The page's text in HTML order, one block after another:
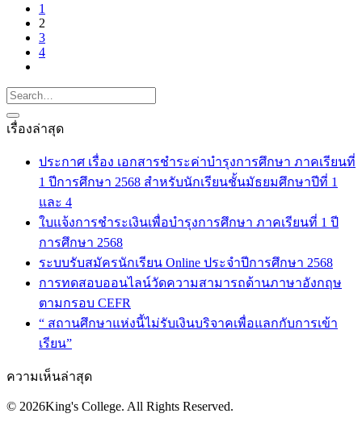
1
2
3
4
เรื่องล่าสุด
ประกาศ เรื่อง เอกสารชำระค่าบำรุงการศึกษา ภาคเรียนที่
1 ปีการศึกษา 2568 สำหรับนักเรียนชั้นมัธยมศึกษาปีที่ 1
และ 4
ใบแจ้งการชำระเงินเพื่อบำรุงการศึกษา ภาคเรียนที่ 1 ปี
การศึกษา 2568
ระบบรับสมัครนักเรียน Online ประจำปีการศึกษา 2568
การทดสอบออนไลน์วัดความสามารถด้านภาษาอังกฤษ
ตามกรอบ CEFR
“ สถานศึกษาแห่งนี้ไม่รับเงินบริจาคเพื่อแลกกับการเข้า
เรียน”
ความเห็นล่าสุด
© 2026King's College. All Rights Reserved.